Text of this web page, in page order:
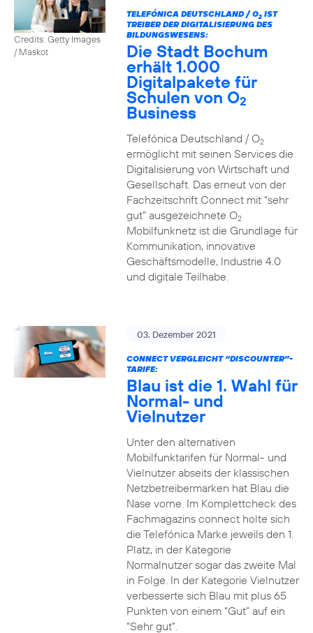
Credits: Getty Images
/ Maskot
TELEFÓNICA DEUTSCHLAND / O2IST
TREIBER DER DIGITALISIERUNG DES
BILDUNGSWESENS:
Die Stadt Bochum
erhält 1.000
Digitalpakete für
Schulen von O2
Business
Telefónica Deutschland / O2
ermöglicht mit seinen Services die
Digitalisierung von Wirtschaft und
Gesellschaft. Das erneut von der
Fachzeitschrift Connect mit “sehr
gut” ausgezeichnete O2
Mobilfunknetz ist die Grundlage für
Kommunikation, innovative
Geschäftsmodelle, Industrie 4.0
und digitale Teilhabe.
03. Dezember 2021
CONNECT VERGLEICHT “DISCOUNTER”-
TARIFE:
Blau ist die 1. Wahl für
Normal- und
Vielnutzer
Unter den alternativen
Mobilfunktarifen für Normal- und
Vielnutzer abseits der klassischen
Netzbetreibermarken hat Blau die
Nase vorne. Im Komplettcheck des
Fachmagazins connect holte sich
die Telefónica Marke jeweils den 1.
Platz, in der Kategorie
Normalnutzer sogar das zweite Mal
in Folge. In der Kategorie Vielnutzer
verbesserte sich Blau mit plus 65
Punkten von einem “Gut” auf ein
“Sehr gut”.